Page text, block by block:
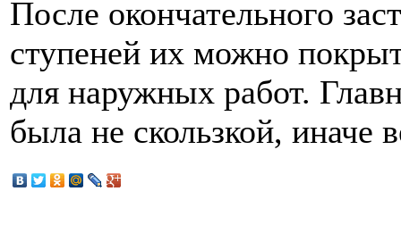
После окончательного
ступеней их можно
для наружных работ.
была не скользкой, иначе